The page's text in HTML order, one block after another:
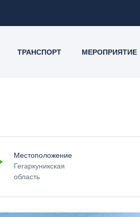
ТРАНСПОРТ МЕРОПРИЯТИЕ
Местоположение
Гегаркуникская
область